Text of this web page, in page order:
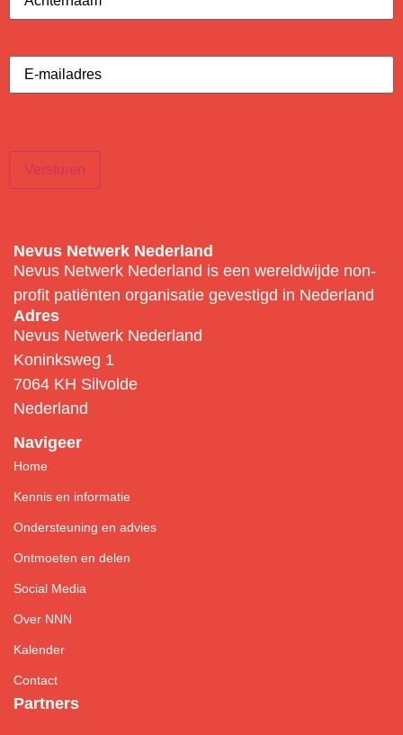
E-
mailadres(Vereist)
Versturen
Nevus Netwerk Nederland
Nevus Netwerk Nederland is een wereldwijde non-
profit patiënten organisatie gevestigd in Nederland
Adres
Nevus Netwerk Nederland
Koninksweg 1
7064 KH Silvolde
Nederland
Navigeer
Home
Kennis en informatie
Ondersteuning en advies
Ontmoeten en delen
Social Media
Over NNN
Kalender
Contact
Partners